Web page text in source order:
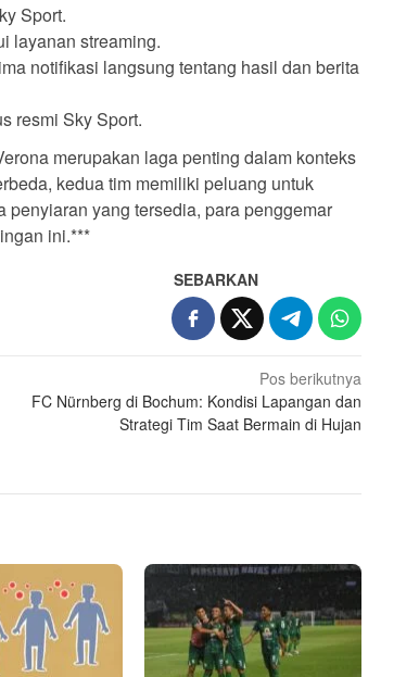
Sport.
layanan streaming.
notifikasi langsung tentang hasil dan berita
resmi Sky Sport.
merupakan laga penting dalam konteks
kedua tim memiliki peluang untuk
yang tersedia, para penggemar
ini.***
SEBARKAN
Pos berikutnya
FC Nürnberg di Bochum: Kondisi Lapangan dan
Strategi Tim Saat Bermain di Hujan